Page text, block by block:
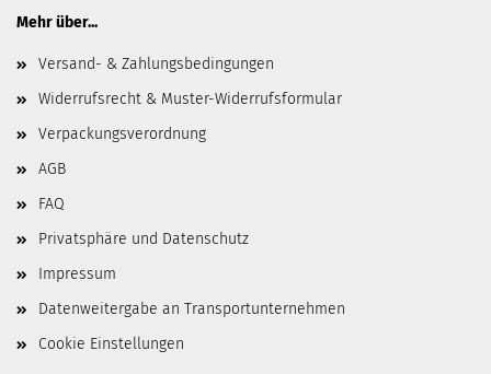
Mehr über...
Versand- & Zahlungsbedingungen
Widerrufsrecht & Muster-Widerrufsformular
Verpackungsverordnung
AGB
FAQ
Privatsphäre und Datenschutz
Impressum
Datenweitergabe an Transportunternehmen
Cookie Einstellungen